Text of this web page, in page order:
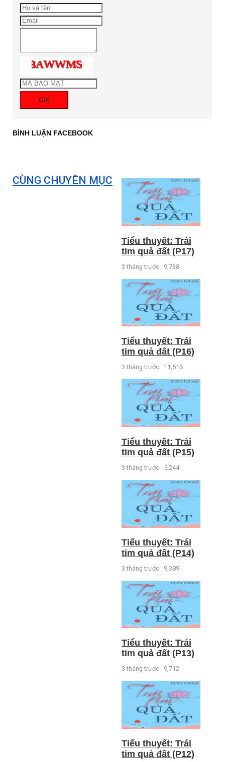
Gửi
BÌNH LUẬN FACEBOOK
CÙNG CHUYÊN MỤC
Tiểu thuyết: Trái
tim quả đất (P17)
3 tháng trước 9,738
Tiểu thuyết: Trái
tim quả đất (P16)
3 tháng trước 11,516
Tiểu thuyết: Trái
tim quả đất (P15)
3 tháng trước 5,244
Tiểu thuyết: Trái
tim quả đất (P14)
3 tháng trước 9,389
Tiểu thuyết: Trái
tim quả đất (P13)
3 tháng trước 9,712
Tiểu thuyết: Trái
tim quả đất (P12)